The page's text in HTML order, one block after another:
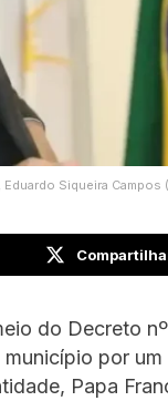
Eduardo Siqueira
do Decreto
por
Papa